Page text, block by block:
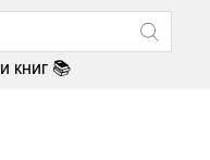
книг 📚